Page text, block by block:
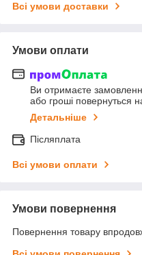
Всі умови доставки
Умови оплати
Ви отримаєте
або гроші повернуться
Детальніше
Післяплата
Всі умови оплати
Умови повернення
Повернення товару